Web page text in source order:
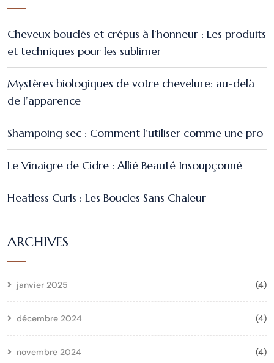
Cheveux bouclés et crépus à l’honneur : Les produits
et techniques pour les sublimer
Mystères biologiques de votre chevelure: au-delà
de l’apparence
Shampoing sec : Comment l’utiliser comme une pro
Le Vinaigre de Cidre : Allié Beauté Insoupçonné
Heatless Curls : Les Boucles Sans Chaleur
ARCHIVES
janvier 2025 (4)
décembre 2024 (4)
novembre 2024 (4)